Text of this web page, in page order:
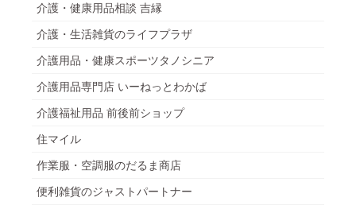
介護・健康用品相談 吉縁
介護・生活雑貨のライフプラザ
介護用品・健康スポーツタノシニア
介護用品専門店 いーねっとわかば
介護福祉用品 前後前ショップ
住マイル
作業服・空調服のだるま商店
便利雑貨のジャストパートナー